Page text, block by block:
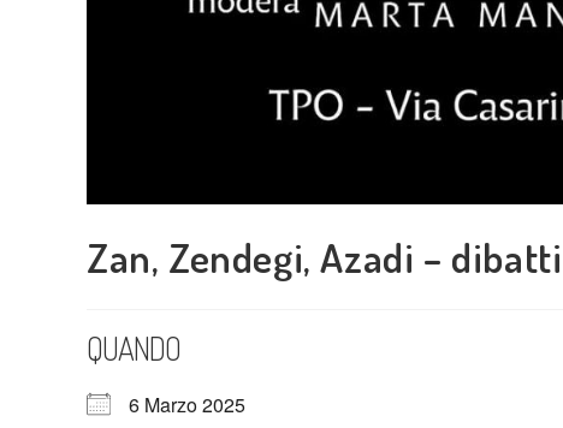
Zan, Zendegi, Azadi –
QUANDO
6 Marzo 2025